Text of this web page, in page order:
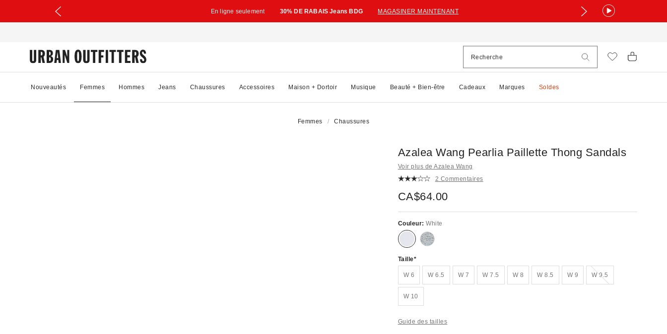
En ligne seulement 30% DE RABAIS Jeans BDG MAGASINER MAINTENANT
Nouveautés Femmes Hommes Jeans Chaussures Accessoires Maison + Dortoir Musique Beauté + Bien-être Cadeaux Marques Soldes
Femmes Chaussures
Azalea Wang Pearlia Paillette Thong Sandals
Voir plus de Azalea Wang
2 Commentaires
CA$64.00
Couleur:White
Taille
W 6 W 6.5 W 7 W 7.5 W 8 W 8.5 W 9 W 9.5Épuisé
W 10
Guide des tailles